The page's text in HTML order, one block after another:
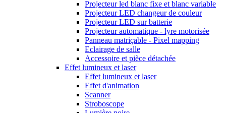
Projecteur led blanc fixe et blanc variable
Projecteur LED changeur de couleur
Projecteur LED sur batterie
Projecteur automatique - lyre motorisée
Panneau matriçable - Pixel mapping
Eclairage de salle
Accessoire et pièce détachée
Effet lumineux et laser
Effet lumineux et laser
Effet d'animation
Scanner
Stroboscope